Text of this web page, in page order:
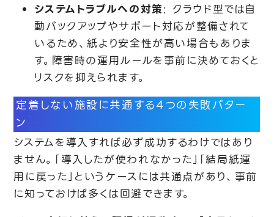
システムトラブルへの対策: クラウド型では自
動バックアップやサポート対応が整備されて
いるため、紙より安全性が高い場合もありま
す。障害時の運用ルールを事前に決めておくと
リスクを抑えられます。
定着しない施設に共通する4つの失敗パター
ン
システムを導入すれば必ず成功するわけではあり
ません。「導入したが使われなかった」「結局紙運
用に戻った」というケースには共通点があり、事前
に知っておけば多くは回避できます。